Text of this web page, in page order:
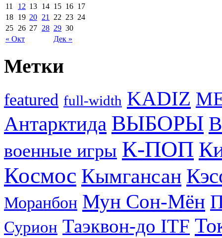
« Окт Дек »
11
12 13 14 15 16 17
18 19 20 21 22 23 24
25 26 27 28 29 30
Метки
featured full-width KADIZ
Антарктида ВЫБОРЫ
военные игры К-ПОП
Космос Кымгансан
Моранбон Мун Сон-Мён
Сурион Таэквон-до ITF